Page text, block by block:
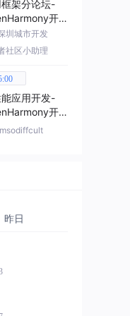
架分论坛-
开
会2024
圳城市开发
社区小助理
应用开发-
开
会2024
昨日